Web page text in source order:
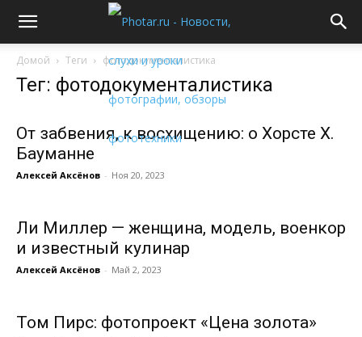
Домой Теги фотодокументалистика
Тег: фотодокументалистика
От забвения, к восхищению: о Хорсте Х.
Бауманне
Алексей Аксёнов - Ноя 20, 2023
Ли Миллер — женщина, модель, военкор
и известный кулинар
Алексей Аксёнов - Май 2, 2023
Том Пирс: фотопроект «Цена золота»